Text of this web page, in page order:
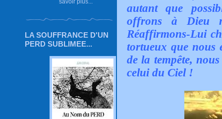
LA SOUFFRANCE D'UN
PERD SUBLIMEE...
autant que
offrons à Dieu
Réaffirmons-Lui
tortueux que nous
de la tempête,
celui du Ciel !